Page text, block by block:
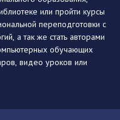
или пройти курсы
переподготовки с
а так же стать авторами
обучающих
видео уроков или